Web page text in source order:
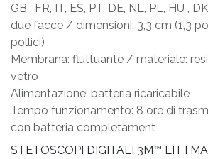
GB , FR, IT, ES, PT, DE, NL, PL, HU ,
due facce / dimensioni: 3,3 cm (1,3
pollici)
Membrana: fluttuante / materiale:
vetro
Alimentazione: batteria ricaricabile
Tempo funzionamento: 8 ore di
con batteria completament
STETOSCOPI DIGITALI 3M™